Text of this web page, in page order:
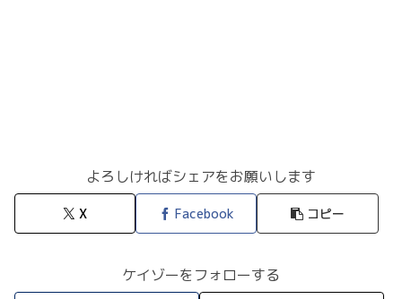
よろしければシェアをお願いします
X Facebook コピー
ケイゾーをフォローする